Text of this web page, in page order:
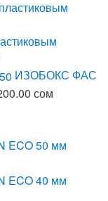
сом
ИЗОБОКС ФАС
сом
–
ECO 50 мм
ECO 40 мм